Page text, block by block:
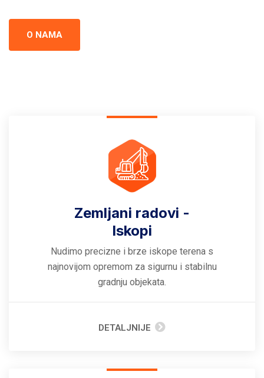
O NAMA
Zemljani radovi -
Iskopi
Nudimo precizne i brze iskope terena s
najnovijom opremom za sigurnu i stabilnu
gradnju objekata.
DETALJNIJE